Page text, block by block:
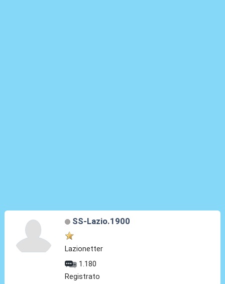
SS-Lazio.1900
Lazionetter
1.180
Registrato